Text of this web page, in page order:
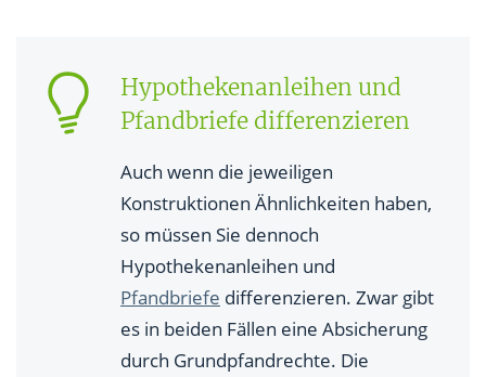
Hypothekenanleihen und
Pfandbriefe differenzieren
Auch wenn die jeweiligen
Konstruktionen Ähnlichkeiten haben,
so müssen Sie dennoch
Hypothekenanleihen und
Pfandbriefe differenzieren. Zwar gibt
es in beiden Fällen eine Absicherung
durch Grundpfandrechte. Die